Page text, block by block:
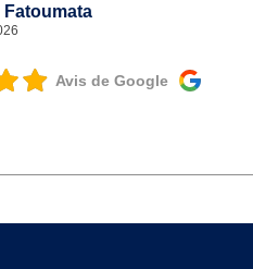
Fatoumata
Avis de Google